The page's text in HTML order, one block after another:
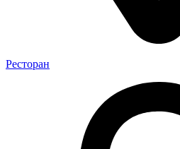
Ресторан